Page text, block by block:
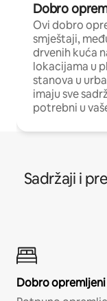
Dobro
Ovi dobro
smještaji,
drvenih kuća
lokacijama u
stanova u
imaju sve
potrebni u
Sadržaji i
Dobro